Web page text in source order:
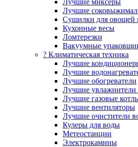
Лучшие
Сушилки для овощей
Кухонные весы
Ломтерезки
Вакуумные
?️ Климатическая техника
Лучшие
Лучшие
Лучшие обогреватели
Лучшие увлажнители
Лучшие газовые
Лучшие вентиляторы
Лучшие очистители
Кулеры для воды
Метеостанции
Электрокамины